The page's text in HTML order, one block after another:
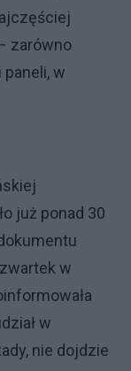
zarówno
w
już ponad 30
w
w
nie dojdzie